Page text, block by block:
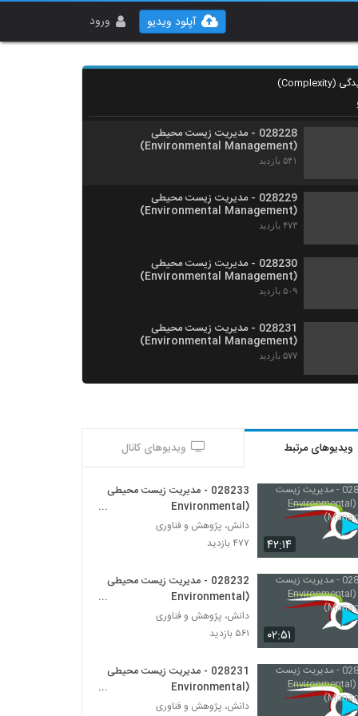
ورود آپلود ویدیو
028227 - مدیریت زیست محیطی
(Environmental Management)
028228 - مدیریت زیست محیطی
(Environmental Management)
۵۴۱ بازدید
028229 - مدیریت زیست محیطی
(Environmental Management)
۴۷۳ بازدید
028230 - مدیریت زیست محیطی
(Environmental Management)
۵۰۹ بازدید
028231 - مدیریت زیست محیطی
(Environmental Management)
۵۷۷ بازدید
028233 - مدیریت زیست محیطی
۴۷۷ بازدید
028234 - سیستم های مهندسی شده پیچیده
(Complex Engineered Systems)
۵۵۹ بازدید
028235 - سیستم های مهندسی شده پیچیده
(Complex Engineered Systems)
(Complex Engineered Systems)
۵۲۳ بازدید
ویدیوهای مرتبط ویدیوهای کانال
۴۲:۱۴
028233 - مدیریت زیست محیطی
(Environmental
Management)
دانش، پژوهش و فناوری
۴۷۷ بازدید
۰۲:۵۱
028232 - مدیریت زیست محیطی
(Environmental
Management)
دانش، پژوهش و فناوری
۵۶۱ بازدید
028231 - مدیریت زیست محیطی
(Environmental
Management)
دانش، پژوهش و فناوری